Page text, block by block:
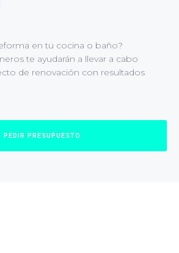
en tu cocina o baño?
te ayudarán a llevar a cabo
de renovación con resultados
PEDIR PRESUPUESTO